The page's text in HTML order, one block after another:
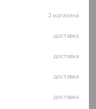
2 магазина
доставка
доставка
доставка
доставка